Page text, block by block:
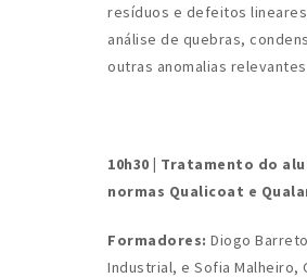
resíduos e defeitos
análise de quebras,
outras anomalias
10h30 | Tratamento do
normas Qualicoat e
Formadores: Diogo
Industrial, e Sofia Malheiro,